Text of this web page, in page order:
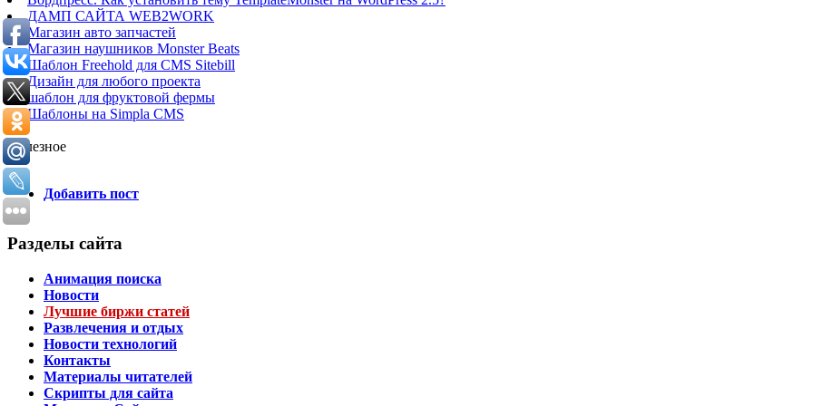
ДАМП САЙТА WEB2WORK
Магазин авто запчастей
Магазин наушников Monster Beats
Шаблон Freehold для CMS Sitebill
Дизайн для любого проекта
шаблон для фруктовой фермы
Шаблоны на Simpla CMS
Полезное
Добавить пост
Разделы сайта
Анимация поиска
Новости
Лучшие биржи статей
Развлечения и отдых
Новости технологий
Контакты
Материалы читателей
Скрипты для сайта